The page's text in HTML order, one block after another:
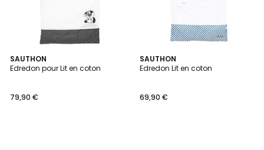
SAUTHON
Edredon pour Lit en coton
79,90 €
SAUTHON
Edredon Lit en coton
69,90 €